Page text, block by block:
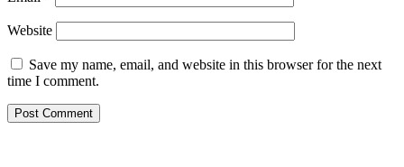
Website
Save my name, email, and website in this browser for the next
time I comment.